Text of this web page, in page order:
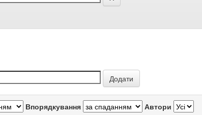
Впорядкування Автори